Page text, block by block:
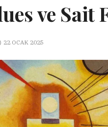
ve Sait
22 OCAK 2025